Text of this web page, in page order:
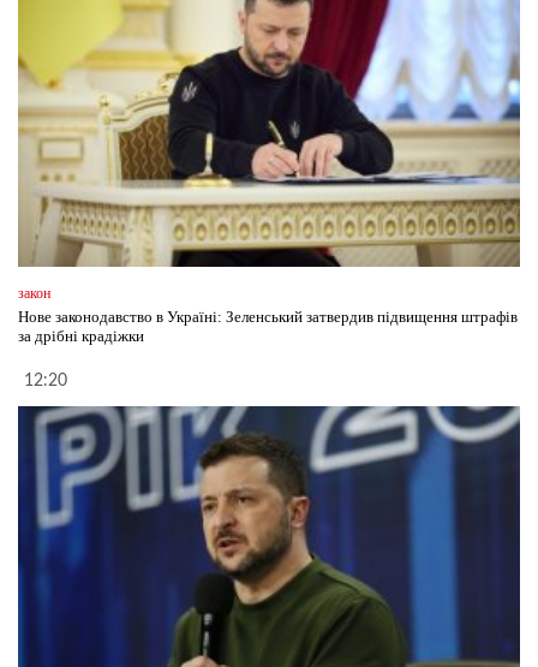
закон
Нове законодавство в Україні: Зеленський затвердив підвищення штрафів
за дрібні крадіжки
12:20